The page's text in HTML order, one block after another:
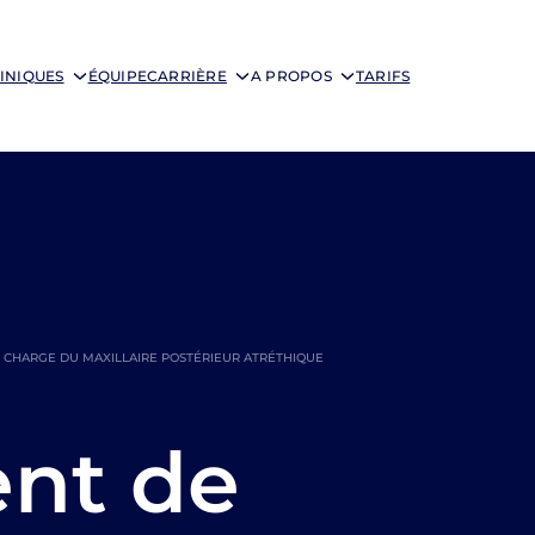
ÉQUIPECARRIÈRE A PROPOS TARIFS
DU MAXILLAIRE POSTÉRIEUR ATRÉTHIQUE
de